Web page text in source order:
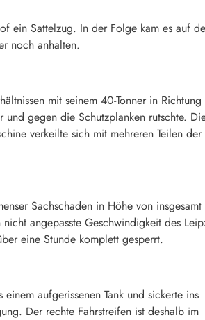
ein Sattelzug. In der Folge kam es auf
noch anhalten.
mit seinem 40-Tonner in Richtung
gegen die Schutzplanken rutschte.
verkeilte sich mit mehreren Teilen der
Sachschaden in Höhe von insgesamt
angepasste Geschwindigkeit des
eine Stunde komplett gesperrt.
aufgerissenen Tank und sickerte ins
Der rechte Fahrstreifen ist deshalb im